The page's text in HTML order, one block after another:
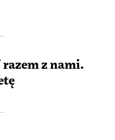
z nami.